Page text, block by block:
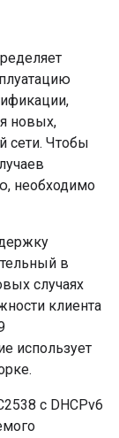
новых,
сети. Чтобы
необходимо
в
случаях
клиента
использует
с DHCPv6